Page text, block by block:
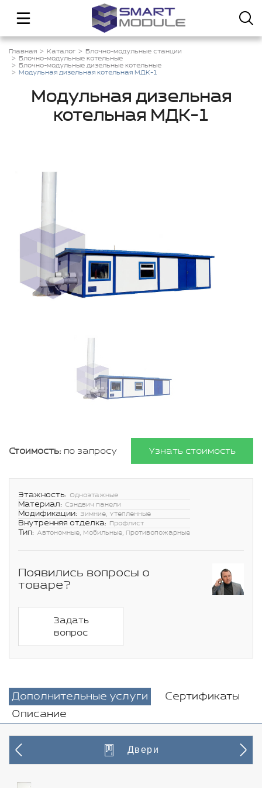
Главная Каталог
Блочно-модульные станции
Блочно-модульные котельные
Блочно-модульные дизельные котельные
Модульная дизельная котельная МДК-1
Модульная дизельная
котельная МДК-1
Стоимость: по запросу Узнать стоимость
Этажность: Одноэтажные
Материал: Сэндвич панели
Модификации: Зимние, Утепленные
Внутренняя отделка: Профлист
Тип: Автономные, Мобильные, Противопожарные
Появились вопросы о
товаре?
Задать
вопрос
Дополнительные услуги
Сертификаты
Описание
Двери